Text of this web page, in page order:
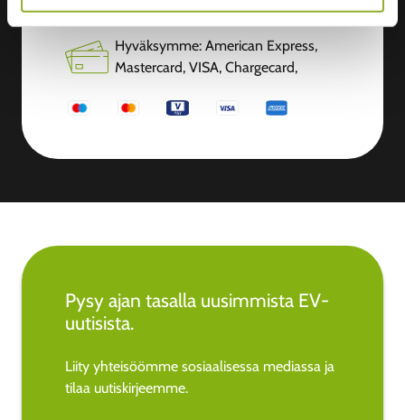
Hyväksymme: American Express,
Mastercard, VISA, Chargecard,
Pysy ajan tasalla uusimmista EV-
uutisista.
Liity yhteisöömme sosiaalisessa mediassa ja
tilaa uutiskirjeemme.